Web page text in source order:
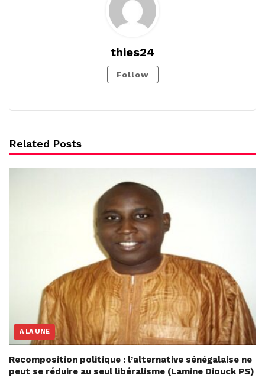
thies24
Follow
Related Posts
A LA UNE
Recomposition politique : l’alternative sénégalaise ne
peut se réduire au seul libéralisme (Lamine Diouck PS)